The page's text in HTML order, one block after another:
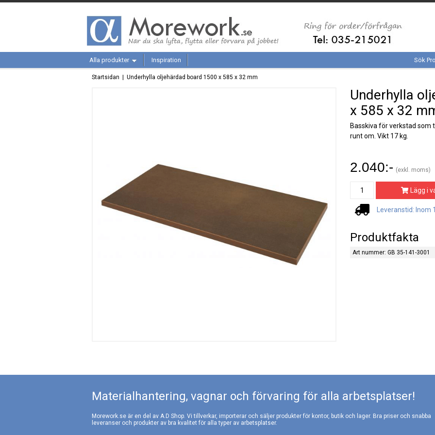
Alla produkter Inspiration Sök
Startsidan | Underhylla oljehärdad board 1500 x 585 x 32 mm
Underhylla
x 585 x 32
Basskiva för verkstad som
runt om. Vikt 17 kg.
2.040:- (exkl. moms)
Lägg i
Leveranstid: Inom
Produktfakta
Art nummer: GB 35-141-3001
Materialhantering, vagnar och förvaring för alla arbetsplatser!
Morework.se är en del av A.D Shop. Vi tillverkar, importerar och säljer produkter för kontor, butik och lager. Bra priser och snabba
leveranser och produkter av bra kvalitet för alla typer av arbetsplatser.